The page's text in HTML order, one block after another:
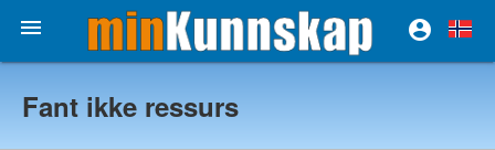


Fant ikke ressurs